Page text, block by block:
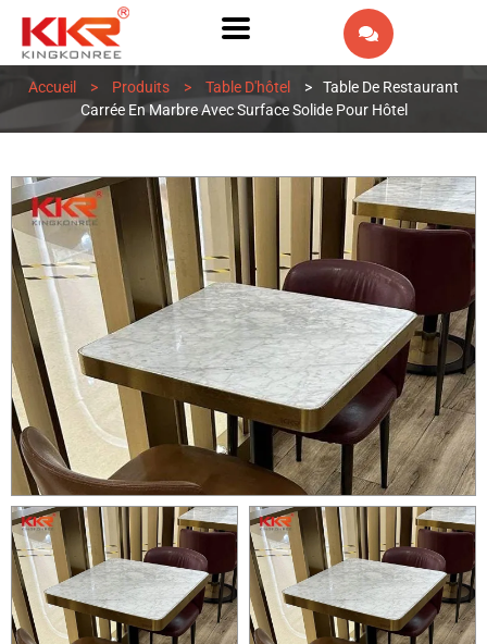
AR
ES
PT
DE
IT
NL
Accueil > Produits > Table D'hôtel >
Table De Restaurant
Carrée En Marbre Avec Surface Solide Pour Hôtel